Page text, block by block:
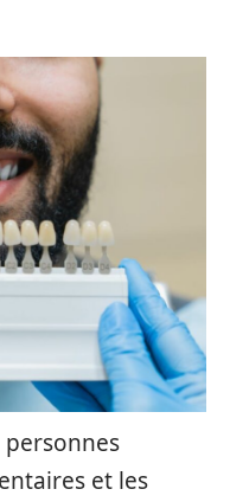
personnes
et les